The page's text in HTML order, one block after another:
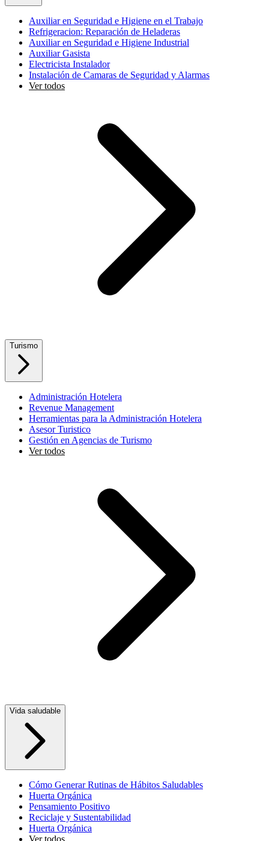
Auxiliar en Seguridad e Higiene en el Trabajo
Refrigeracion: Reparación de Heladeras
Auxiliar en Seguridad e Higiene Industrial
Auxiliar Gasista
Electricista Instalador
Instalación de Camaras de Seguridad y Alarmas
Ver todos
Turismo
Administración Hotelera
Revenue Management
Herramientas para la Administración Hotelera
Asesor Turistico
Gestión en Agencias de Turismo
Ver todos
Vida saludable
Cómo Generar Rutinas de Hábitos Saludables
Huerta Orgánica
Pensamiento Positivo
Reciclaje y Sustentabilidad
Huerta Orgánica
Ver todos